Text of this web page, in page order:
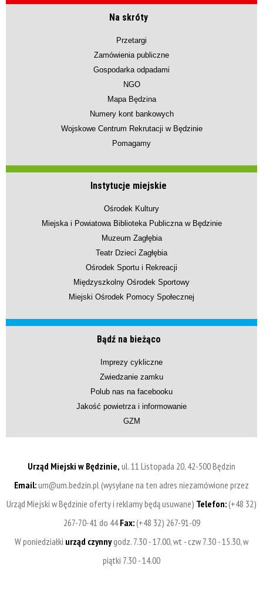
Na skróty
Przetargi
Zamówienia publiczne
Gospodarka odpadami
NGO
Mapa Będzina
Numery kont bankowych
Wojskowe Centrum Rekrutacji w Będzinie
Pomagamy
Instytucje miejskie
Ośrodek Kultury
Miejska i Powiatowa Biblioteka Publiczna w Będzinie
Muzeum Zagłębia
Teatr Dzieci Zagłębia
Ośrodek Sportu i Rekreacji
Międzyszkolny Ośrodek Sportowy
Miejski Ośrodek Pomocy Społecznej
Bądź na bieżąco
Imprezy cykliczne
Zwiedzanie zamku
Polub nas na facebooku
Jakość powietrza i informowanie
GZM
Urząd Miejski w Będzinie, ul. 11 Listopada 20, 42-500 Będzin
Email:um@um.bedzin.pl (wysyłane na ten adres niezamówione przez
Urząd Miejski w Będzinie oferty i reklamy będą usuwane) Telefon:(+48 32)
267-70-41 do 44Fax:(+48 32) 267-91-09
W poniedziałki urząd czynnygodz. 7.30 - 17.00, wt - czw 7.30 - 15.30, w
piątki 7.30 - 14.00